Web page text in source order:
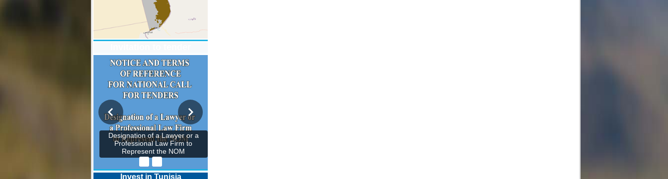
Designation of a Lawyer or a
Professional Law Firm to
Represent the NOM
Invest in Tunisia